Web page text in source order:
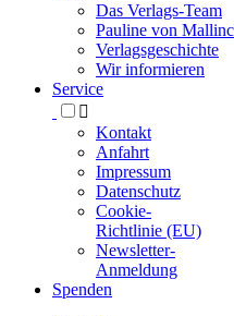
Das Verlags-Team
Pauline von
Verlagsgeschichte
Wir informieren
Service

Kontakt
Anfahrt
Impressum
Datenschutz
Cookie-
Richtlinie (EU)
Newsletter-
Anmeldung
Spenden